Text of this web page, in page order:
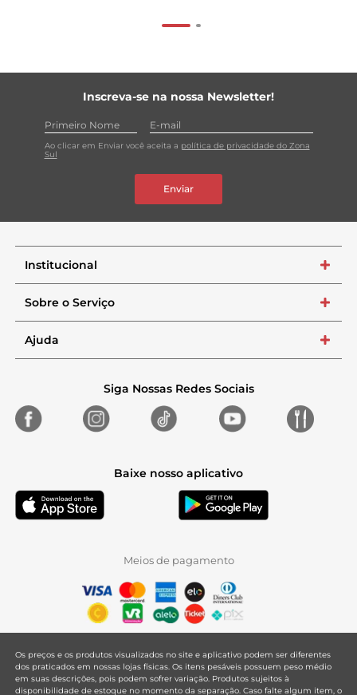
Inscreva-se na nossa Newsletter!
Ao clicar em Enviar você aceita a política de privacidade do Zona
Sul
Enviar
Institucional +
Sobre o Serviço +
Ajuda +
Siga Nossas Redes Sociais
Baixe nosso aplicativo
Meios de pagamento
Os preços e os produtos visualizados no site e aplicativo podem ser diferentes
dos praticados em nossas lojas físicas. Os itens pesáveis possuem peso médio
em suas descrições, pois podem sofrer variação. Produtos sujeitos à
disponibilidade de estoque no momento da separação. Caso falte algum item, o